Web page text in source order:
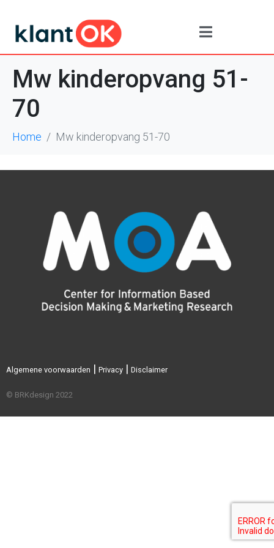
Mw kinderopvang 51-
70
Home Mw kinderopvang 51-70
Algemene voorwaarden | Privacy | Disclaimer
© BRKdesign 2022